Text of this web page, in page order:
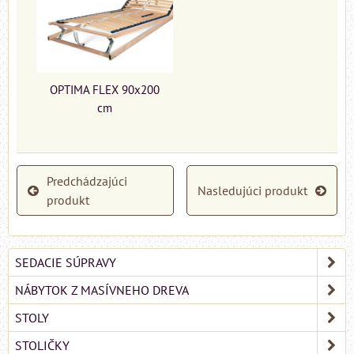
OPTIMA FLEX 90x200
cm
Predchádzajúci
produkt
Nasledujúci produkt
SEDACIE SÚPRAVY
NÁBYTOK Z MASÍVNEHO DREVA
STOLY
STOLIČKY